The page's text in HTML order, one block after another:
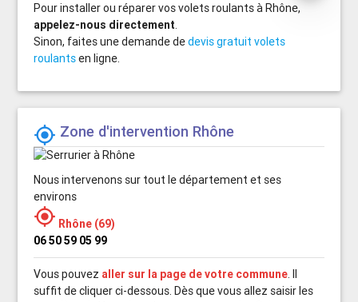
Pour installer ou réparer vos volets roulants à Rhône,
appelez-nous directement.
Sinon, faites une demande dedevis gratuit volets
roulantsen ligne.
 Zone d'intervention Rhône
Nous intervenons sur tout le département et ses
environs
 Rhône (69)
06 50 59 05 99
Vous pouvez aller sur la page de votre commune. Il
suffit de cliquer ci-dessous. Dès que vous allez saisir les